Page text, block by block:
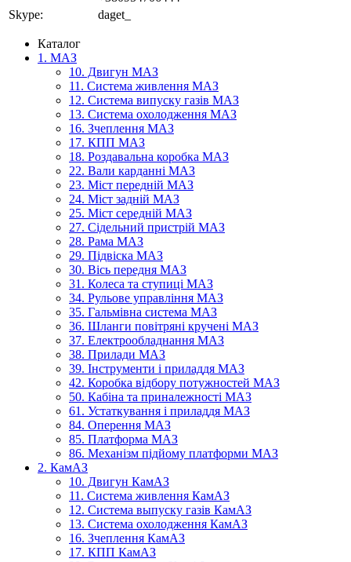
Skype:
daget_
Каталог
1. МАЗ
10. Двигун МАЗ
11. Система живлення МАЗ
12. Система випуску газів МАЗ
13. Система охолодження МАЗ
16. Зчеплення МАЗ
17. КПП МАЗ
18. Роздавальна коробка МАЗ
22. Вали карданні МАЗ
23. Міст передній МАЗ
24. Міст задній МАЗ
25. Міст середній МАЗ
27. Сідельний пристрій МАЗ
28. Рама МАЗ
29. Підвіска МАЗ
30. Вісь передня МАЗ
31. Колеса та ступиці МАЗ
34. Рульове управління МАЗ
35. Гальмівна система МАЗ
36. Шланги повітряні кручені МАЗ
37. Електрообладнання МАЗ
38. Прилади МАЗ
39. Інструменти і приладдя МАЗ
42. Коробка відбору потужностей МАЗ
50. Кабіна та приналежності МАЗ
61. Устаткування і приладдя МАЗ
84. Оперення МАЗ
85. Платформа МАЗ
86. Механізм підйому платформи МАЗ
2. КамАЗ
10. Двигун КамАЗ
11. Система живлення КамАЗ
12. Система выпуску газів КамАЗ
13. Система охолодження КамАЗ
16. Зчеплення КамАЗ
17. КПП КамАЗ